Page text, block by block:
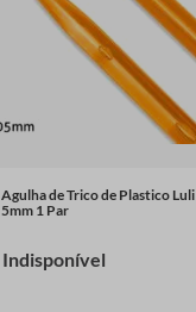
Agulha de Trico de Plastico Luli
5mm 1 Par
Indisponível